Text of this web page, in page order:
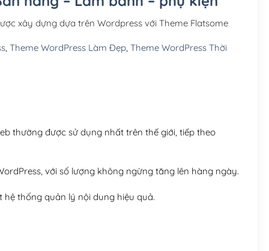
Hosting 3GB SSD (1
xây dựng dựa trên Wordpress với Theme Flatsome
, Theme WordPress Làm Đẹp, Theme WordPress Thời
thường được sử dụng nhất trên thế giới, tiếp theo
với số lượng không ngừng tăng lên hàng ngày.
thống quản lý nội dung hiệu quả.